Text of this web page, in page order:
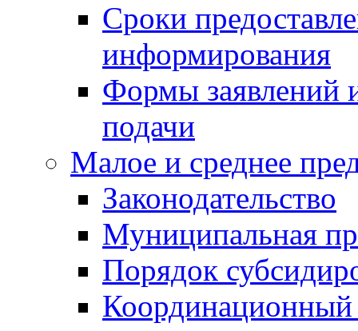
Сроки
информирования
Формы заявлений
подачи
Малое и среднее
Законодательство
Муниципальная
Порядок
Координационный